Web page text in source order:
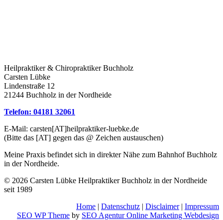
Heilpraktiker & Chiropraktiker Buchholz
Carsten Lübke
Lindenstraße 12
21244 Buchholz in der Nordheide
Telefon: 04181 32061
E-Mail: carsten[AT]heilpraktiker-luebke.de
(Bitte das [AT] gegen das @ Zeichen austauschen)
Meine Praxis befindet sich in direkter Nähe zum Bahnhof Buchholz
in der Nordheide.
© 2026 Carsten Lübke Heilpraktiker Buchholz in der Nordheide
seit 1989
Home | Datenschutz | Disclaimer| Impressum
SEO WP Theme by SEO Agentur Online Marketing Webdesign